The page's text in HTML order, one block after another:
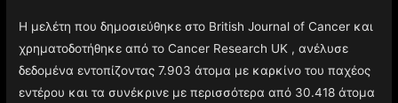
Η μελέτη που δημοσιεύθηκε στο British Journal of Cancer και
χρηματοδοτήθηκε από το Cancer Research UK , ανέλυσε
δεδομένα εντοπίζοντας 7.903 άτομα με καρκίνο του παχέος
εντέρου και τα συνέκρινε με περισσότερα από 30.418 άτομα